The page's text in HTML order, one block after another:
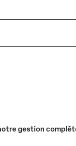
gestion